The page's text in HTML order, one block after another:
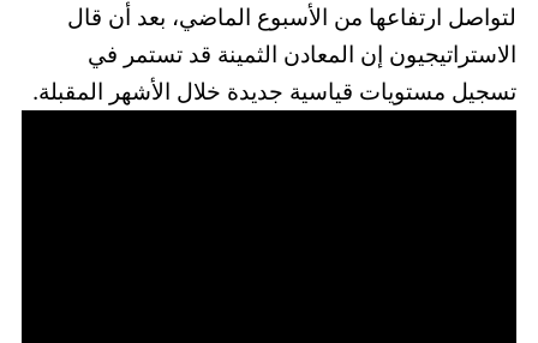
لتواصل ارتفاعها من الأسبوع الماضي، بعد أن قال
الاستراتيجيون إن المعادن الثمينة قد تستمر في
تسجيل مستويات قياسية جديدة خلال الأشهر المقبلة.